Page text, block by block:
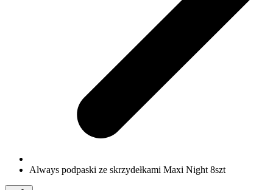
Always podpaski ze skrzydełkami Maxi Night 8szt